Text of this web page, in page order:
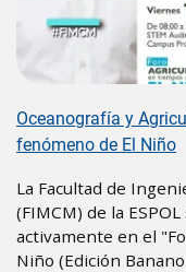
Oceanografía y
fenómeno de El Niño
La Facultad de
(FIMCM) de la
activamente en el
Niño (Edición Banano